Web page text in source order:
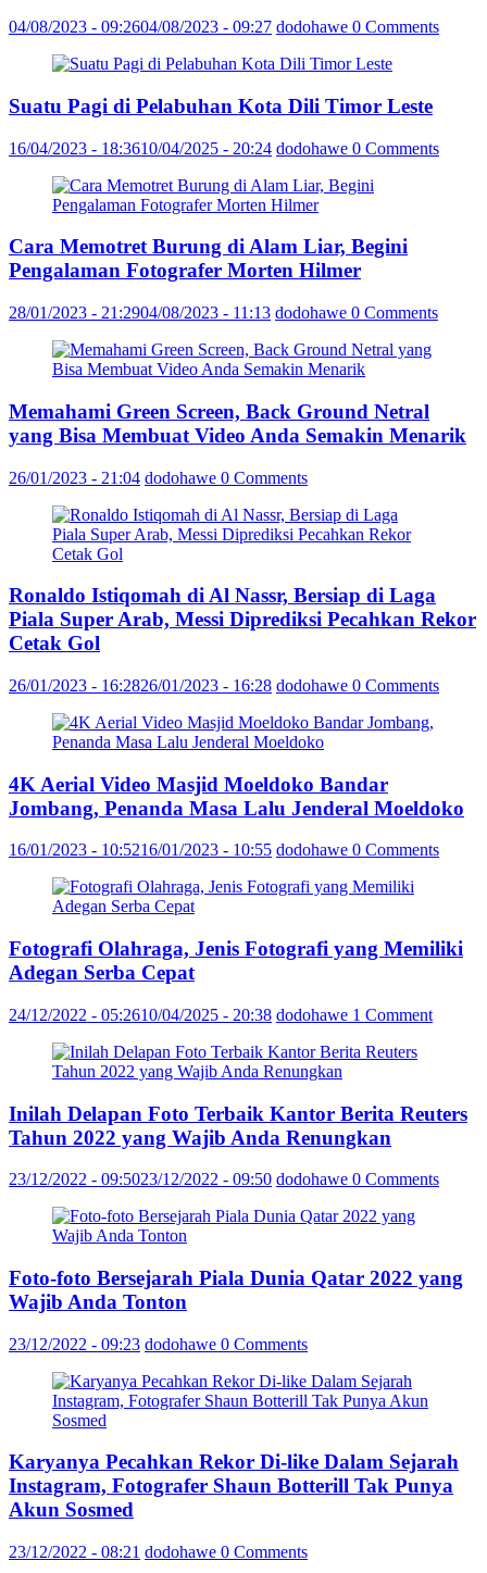
04/08/2023 - 09:2604/08/2023 - 09:27 dodohawe 0 Comments
Suatu Pagi di Pelabuhan Kota Dili Timor Leste
16/04/2023 - 18:3610/04/2025 - 20:24 dodohawe 0 Comments
Cara Memotret Burung di Alam Liar, Begini
Pengalaman Fotografer Morten Hilmer
28/01/2023 - 21:2904/08/2023 - 11:13 dodohawe 0 Comments
Memahami Green Screen, Back Ground Netral
yang Bisa Membuat Video Anda Semakin Menarik
26/01/2023 - 21:04 dodohawe 0 Comments
Ronaldo Istiqomah di Al Nassr, Bersiap di Laga
Piala Super Arab, Messi Diprediksi Pecahkan Rekor
Cetak Gol
26/01/2023 - 16:2826/01/2023 - 16:28 dodohawe 0 Comments
4K Aerial Video Masjid Moeldoko Bandar
Jombang, Penanda Masa Lalu Jenderal Moeldoko
16/01/2023 - 10:5216/01/2023 - 10:55 dodohawe 0 Comments
Fotografi Olahraga, Jenis Fotografi yang Memiliki
Adegan Serba Cepat
24/12/2022 - 05:2610/04/2025 - 20:38 dodohawe 1 Comment
Inilah Delapan Foto Terbaik Kantor Berita Reuters
Tahun 2022 yang Wajib Anda Renungkan
23/12/2022 - 09:5023/12/2022 - 09:50 dodohawe 0 Comments
Foto-foto Bersejarah Piala Dunia Qatar 2022 yang
Wajib Anda Tonton
23/12/2022 - 09:23 dodohawe 0 Comments
Karyanya Pecahkan Rekor Di-like Dalam Sejarah
Instagram, Fotografer Shaun Botterill Tak Punya
Akun Sosmed
23/12/2022 - 08:21 dodohawe 0 Comments